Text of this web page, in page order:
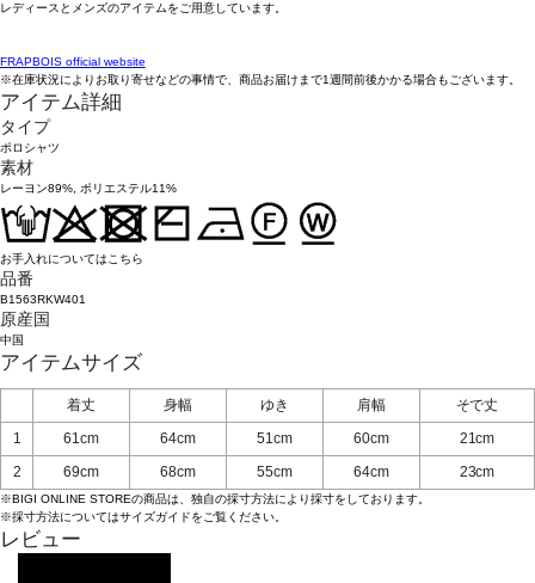
レディースとメンズのアイテムをご用意しています。
FRAPBOIS official website
※在庫状況によりお取り寄せなどの事情で、商品お届けまで1週間前後かかる場合もございます。
アイテム詳細
タイプ
ポロシャツ
素材
レーヨン89%, ポリエステル11%
お手入れについてはこちら
品番
B1563RKW401
原産国
中国
アイテムサイズ
着丈 身幅 ゆき 肩幅
そで丈
1
61cm 64cm 51cm 60cm
21cm
2
69cm 68cm 55cm 64cm 23cm
※BIGI ONLINE STOREの商品は、独自の採寸方法により採寸をしております。
※採寸方法についてはサイズガイドをご覧ください。
レビュー